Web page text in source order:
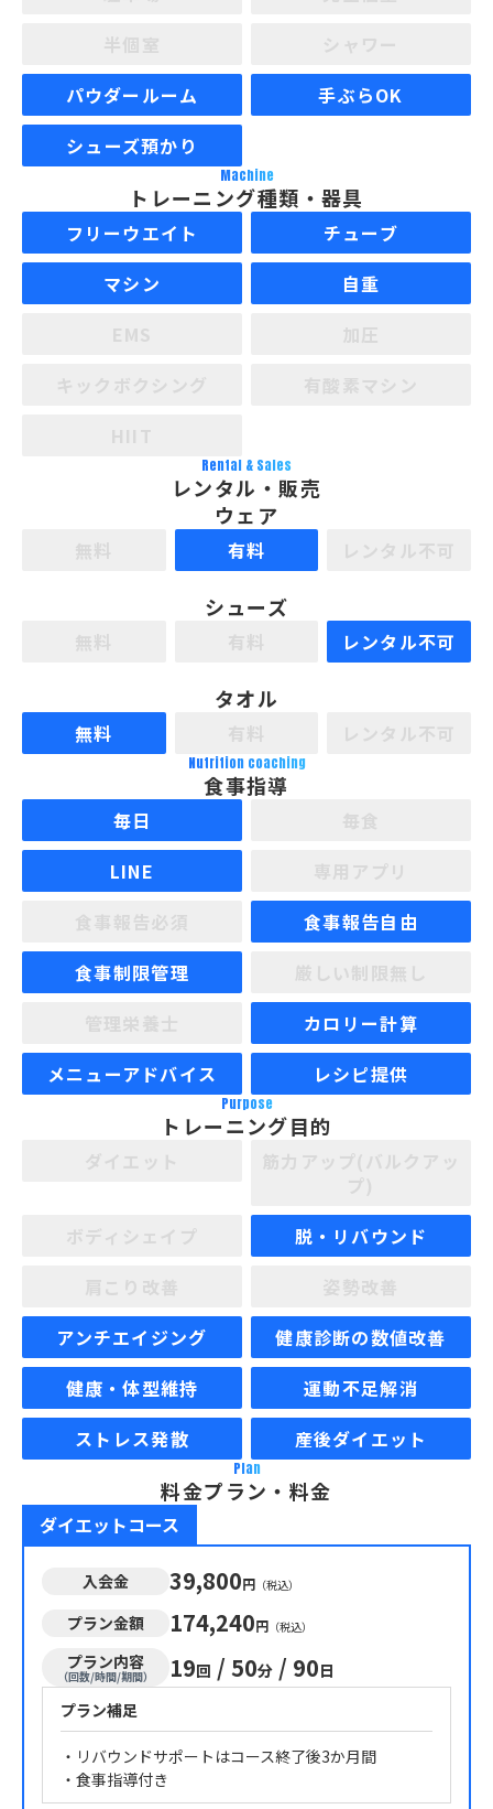
パウダールーム
手ぶらOK
シューズ預かり
Machine
トレーニング種類・器具
フリーウエイト
チューブ
マシン
自重
Rental & Sales
レンタル・販売
ウェア
有料
シューズ
レンタル不可
タオル
無料
Nutrition coaching
食事指導
毎日
LINE
食事報告自由
食事制限管理
カロリー計算
メニューアドバイス
レシピ提供
Purpose
トレーニング目的
脱・リバウンド
アンチエイジング
健康診断の数値改善
健康・体型維持
運動不足解消
ストレス発散
産後ダイエット
Plan
料金プラン・料金
ダイエットコース
入会金 39,800円 （税込）
プラン金額 174,240円 （税込）
プラン内容
（回数/時間/期間） 19回 / 50分 / 90日
プラン補足
・リバウンドサポートはコース終了後3か月間
・食事指導付き